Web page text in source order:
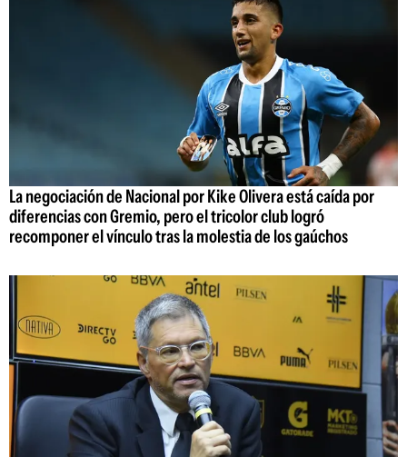
La negociación de Nacional por Kike Olivera está caída por
diferencias con Gremio, pero el tricolor club logró
recomponer el vínculo tras la molestia de los gaúchos